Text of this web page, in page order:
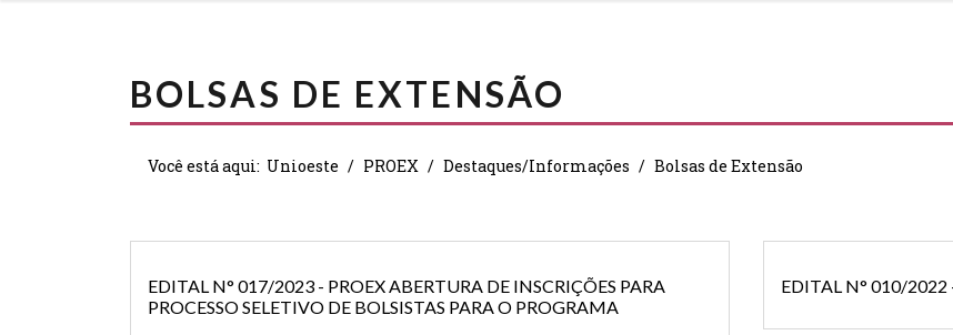
BOLSAS DE EXTENSÃO
Você está aqui: Unioeste PROEX Destaques/Informações Bolsas de Extensão
EDITAL N° 017/2023 - PROEX ABERTURA DE INSCRIÇÕES PARA
PROCESSO SELETIVO DE BOLSISTAS PARA O PROGRAMA
EDITAL N° 010/2022